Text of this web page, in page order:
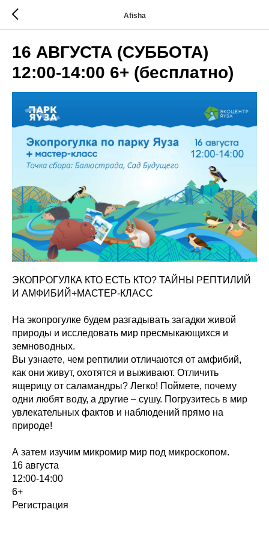
Afisha
16 АВГУСТА (СУББОТА)
12:00-14:00 6+ (бесплатно)
ЭКОПРОГУЛКА КТО ЕСТЬ КТО? ТАЙНЫ РЕПТИЛИЙ
И АМФИБИЙ+МАСТЕР-КЛАСС
На экопрогулке будем разгадывать загадки живой
природы и исследовать мир пресмыкающихся и
земноводных.
Вы узнаете, чем рептилии отличаются от амфибий,
как они живут, охотятся и выживают. Отличить
ящерицу от саламандры? Легко! Поймете, почему
одни любят воду, а другие – сушу. Погрузитесь в мир
увлекательных фактов и наблюдений прямо на
природе!
А затем изучим микромир мир под микроскопом.
16 августа
12:00-14:00
6+
Регистрация